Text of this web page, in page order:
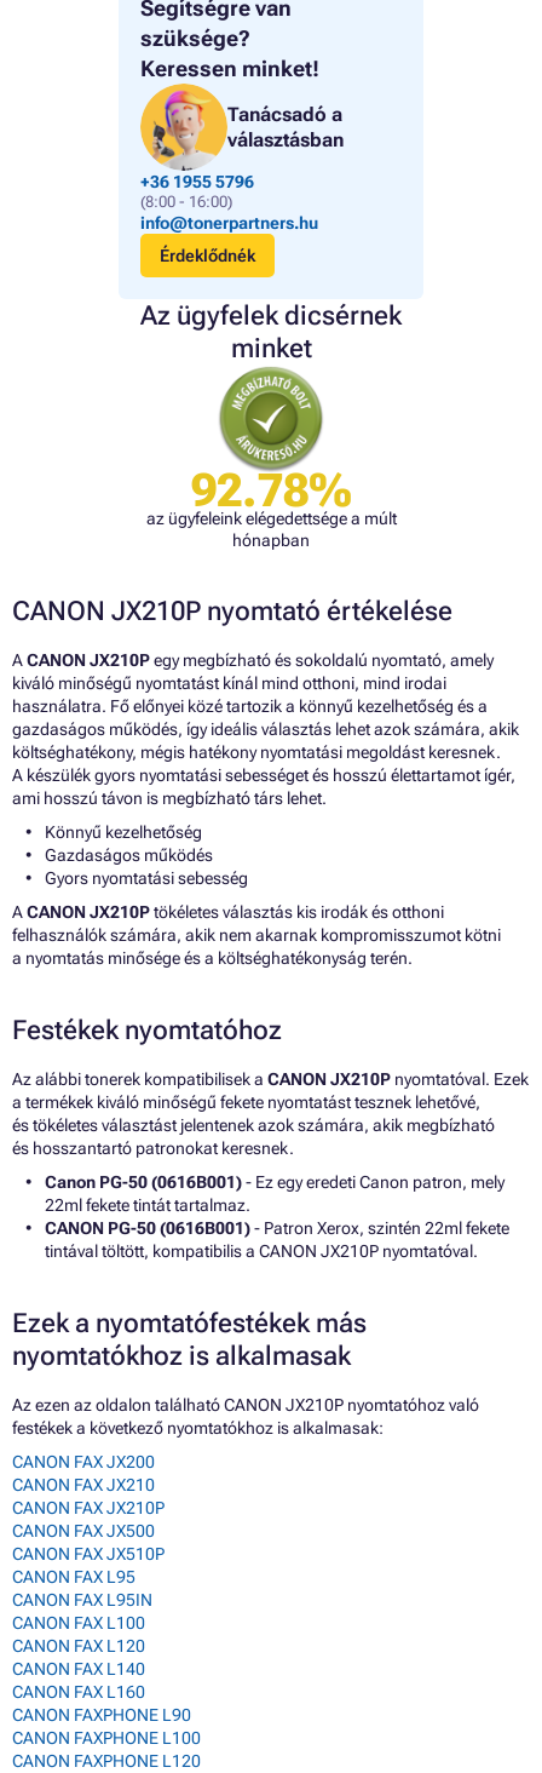
Segítségre van
szüksége?
Keressen minket!
Tanácsadó a
választásban
+36 1955 5796
(8:00 - 16:00)
info@tonerpartners.hu
Érdeklődnék
Az ügyfelek dicsérnek
minket
92.78%
az ügyfeleink elégedettsége a múlt
hónapban
CANON JX210P nyomtató értékelése
ACANON JX210Pegy megbízható és sokoldalú nyomtató, amely
kiváló minőségű nyomtatást kínál mind otthoni, mind irodai
használatra. Fő előnyei közé tartozik a könnyű kezelhetőség és a
gazdaságos működés, így ideális választás lehet azok számára, akik
költséghatékony, mégis hatékony nyomtatási megoldást keresnek.
A készülék gyors nyomtatási sebességet és hosszú élettartamot ígér,
ami hosszú távon is megbízható társ lehet.
Könnyű kezelhetőség
Gazdaságos működés
Gyors nyomtatási sebesség
ACANON JX210Ptökéletes választás kis irodák és otthoni
felhasználók számára, akik nem akarnak kompromisszumot kötni
a nyomtatás minősége és a költséghatékonyság terén.
Festékek nyomtatóhoz
Az alábbi tonerek kompatibilisek a CANON JX210P nyomtatóval. Ezek
a termékek kiváló minőségű fekete nyomtatást tesznek lehetővé,
és tökéletes választást jelentenek azok számára, akik megbízható
és hosszantartó patronokat keresnek.
Canon PG-50 (0616B001)- Ez egy eredeti Canon patron, mely
22ml fekete tintát tartalmaz.
CANON PG-50 (0616B001)- Patron Xerox, szintén 22ml fekete
tintával töltött, kompatibilis a CANON JX210P nyomtatóval.
Ezek a nyomtatófestékek más
nyomtatókhoz is alkalmasak
Az ezen az oldalon található CANON JX210P nyomtatóhoz való
festékek a következő nyomtatókhoz is alkalmasak:
CANON FAX JX200
CANON FAX JX210
CANON FAX JX210P
CANON FAX JX500
CANON FAX JX510P
CANON FAX L95
CANON FAX L95IN
CANON FAX L100
CANON FAX L120
CANON FAX L140
CANON FAX L160
CANON FAXPHONE L90
CANON FAXPHONE L100
CANON FAXPHONE L120